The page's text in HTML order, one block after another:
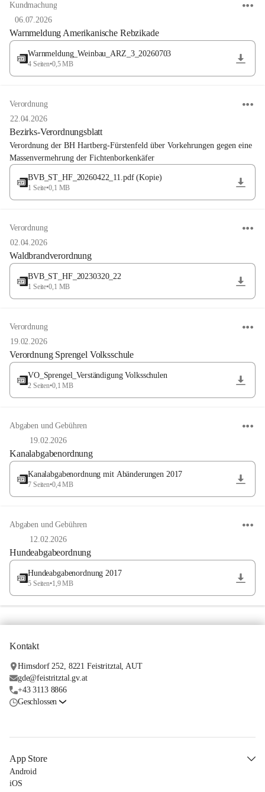
Kundmachung
06.07.2026
Warnmeldung Amerikanische Rebzikade
Warnmeldung_Weinbau_ARZ_3_20260703
4 Seiten•0,5 MB
Verordnung
22.04.2026
Bezirks-Verordnungsblatt
Verordnung der BH Hartberg-Fürstenfeld über Vorkehrungen gegen eine
Massenvermehrung der Fichtenborkenkäfer
BVB_ST_HF_20260422_11.pdf (Kopie)
1 Seite•0,1 MB
Verordnung
02.04.2026
Waldbrandverordnung
BVB_ST_HF_20230320_22
1 Seite•0,1 MB
Verordnung
19.02.2026
Verordnung Sprengel Volksschule
VO_Sprengel_Verständigung Volksschulen
2 Seiten•0,1 MB
Abgaben und Gebühren
19.02.2026
Kanalabgabenordnung
Kanalabgabenordnung mit Abänderungen 2017
7 Seiten•0,4 MB
Abgaben und Gebühren
12.02.2026
Hundeabgabeordnung
Hundeabgabenordnung 2017
5 Seiten•1,9 MB
Kontakt
Hirnsdorf 252, 8221 Feistritztal, AUT
gde@feistritztal.gv.at
+43 3113 8866
Geschlossen
App Store
Android
iOS